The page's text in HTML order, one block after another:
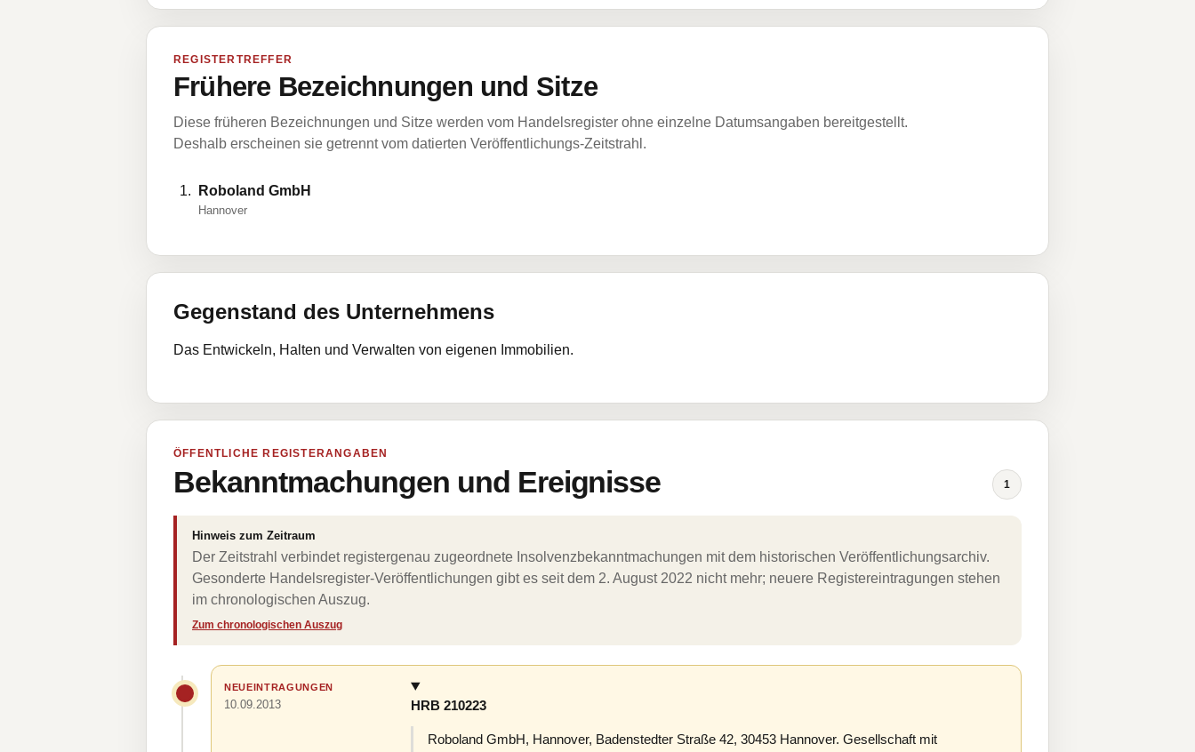
REGISTERTREFFER
Frühere Bezeichnungen und Sitze
Diese früheren Bezeichnungen und Sitze werden vom Handelsregister ohne einzelne Datumsangaben bereitgestellt.
Deshalb erscheinen sie getrennt vom datierten Veröffentlichungs-Zeitstrahl.
Roboland GmbH
Hannover
Gegenstand des Unternehmens
Das Entwickeln, Halten und Verwalten von eigenen Immobilien.
ÖFFENTLICHE REGISTERANGABEN
Bekanntmachungen und Ereignisse 1
Hinweis zum Zeitraum
Der Zeitstrahl verbindet registergenau zugeordnete Insolvenzbekanntmachungen mit dem historischen Veröffentlichungsarchiv.
Gesonderte Handelsregister-Veröffentlichungen gibt es seit dem 2. August 2022 nicht mehr; neuere Registereintragungen stehen
im chronologischen Auszug.
Zum chronologischen Auszug
NEUEINTRAGUNGEN
10.09.2013 HRB 210223
Roboland GmbH, Hannover, Badenstedter Straße 42, 30453 Hannover. Gesellschaft mit